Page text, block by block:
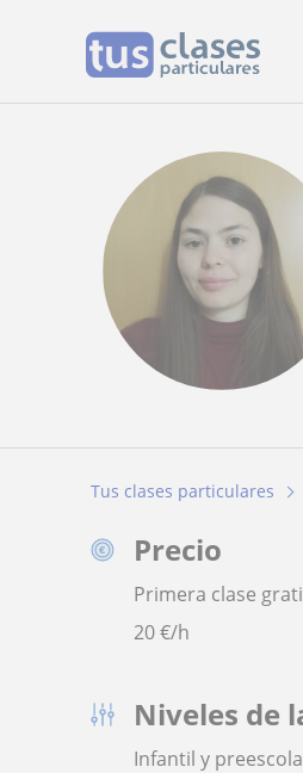
Tus clases particulares
Precio
Primera clase
20€/h
Niveles de
Infantil y